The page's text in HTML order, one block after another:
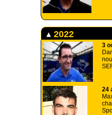
2022
3
24